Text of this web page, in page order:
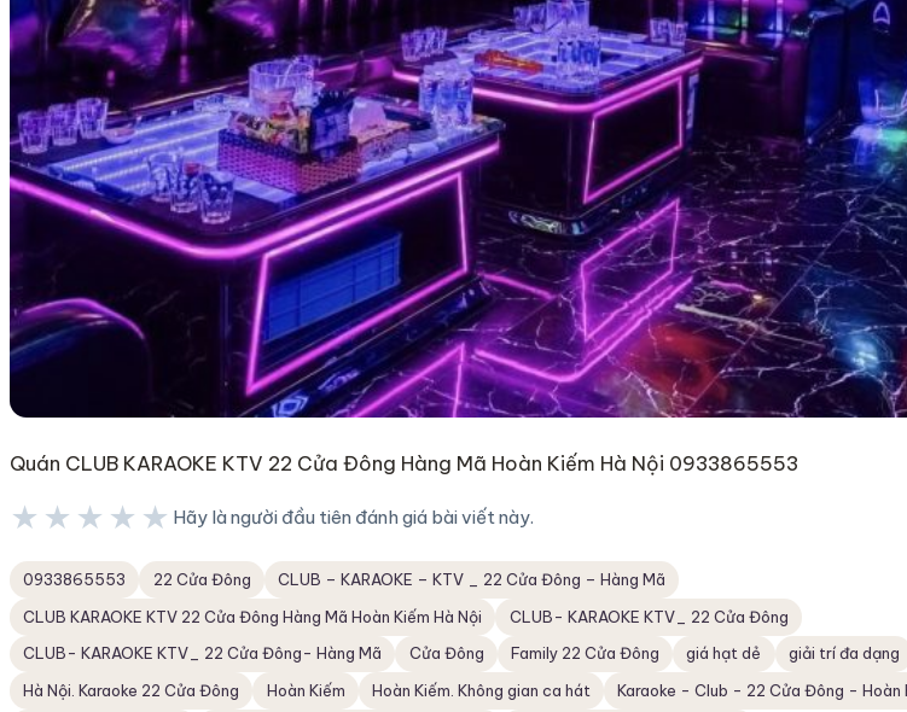
Quán CLUB KARAOKE KTV 22 Cửa Đông Hàng Mã Hoàn Kiếm Hà Nội 0933865553
★★★★★ Hãy là người đầu tiên đánh giá bài viết này.
0933865553 22 Cửa Đông
CLUB – KARAOKE – KTV _ 22 Cửa Đông – Hàng Mã
CLUB KARAOKE KTV 22 Cửa Đông Hàng Mã Hoàn Kiếm Hà Nội
CLUB- KARAOKE KTV_ 22 Cửa Đông
CLUB- KARAOKE KTV_ 22 Cửa Đông- Hàng Mã
Cửa Đông Family 22 Cửa Đông giá hạt dẻ giải trí đa dạng
Hà Nội. Karaoke 22 Cửa Đông
Hoàn Kiếm Hoàn Kiếm. Không gian ca hát
Karaoke - Club - 22 Cửa Đông - Hoàn